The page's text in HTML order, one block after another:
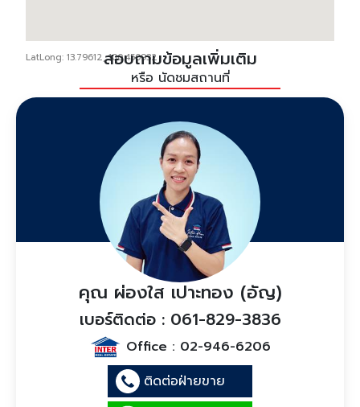
LatLong: 13.79612, 100.450932สอบถามข้อมูลเพิ่มเติม
หรือ นัดชมสถานที่
คุณ ผ่องใส เปาะทอง (อัญ)
เบอร์ติดต่อ : 061-829-3836
Office : 02-946-6206
ติดต่อฝ่ายขาย